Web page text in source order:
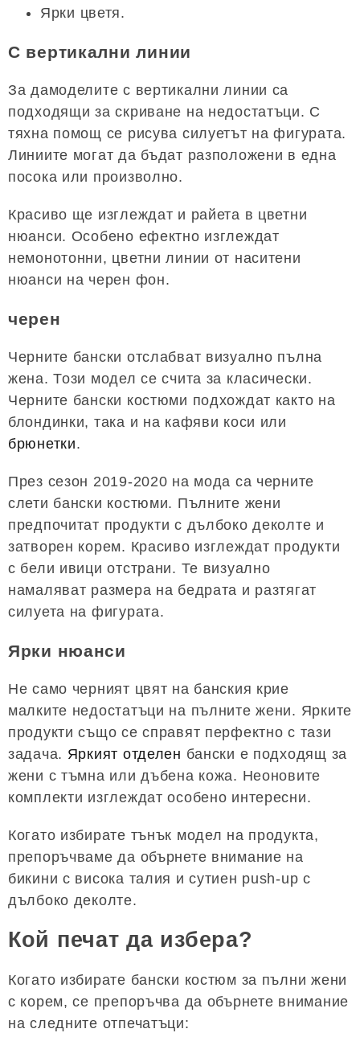
Ярки цветя.
С вертикални линии
За дамоделите с вертикални линии са
подходящи за скриване на недостатъци. С
тяхна помощ се рисува силуетът на фигурата.
Линиите могат да бъдат разположени в една
посока или произволно.
Красиво ще изглеждат и райета в цветни
нюанси. Особено ефектно изглеждат
немонотонни, цветни линии от наситени
нюанси на черен фон.
черен
Черните бански отслабват визуално пълна
жена. Този модел се счита за класически.
Черните бански костюми подхождат както на
блондинки, така и на кафяви коси или
брюнетки.
През сезон 2019-2020 на мода са черните
слети бански костюми. Пълните жени
предпочитат продукти с дълбоко деколте и
затворен корем. Красиво изглеждат продукти
с бели ивици отстрани. Те визуално
намаляват размера на бедрата и разтягат
силуета на фигурата.
Ярки нюанси
Не само черният цвят на банския крие
малките недостатъци на пълните жени. Ярките
продукти също се справят перфектно с тази
задача. Яркият отделен бански е подходящ за
жени с тъмна или дъбена кожа. Неоновите
комплекти изглеждат особено интересни.
Когато избирате тънък модел на продукта,
препоръчваме да обърнете внимание на
бикини с висока талия и сутиен push-up с
дълбоко деколте.
Кой печат да избера?
Когато избирате бански костюм за пълни жени
с корем, се препоръчва да обърнете внимание
на следните отпечатъци: